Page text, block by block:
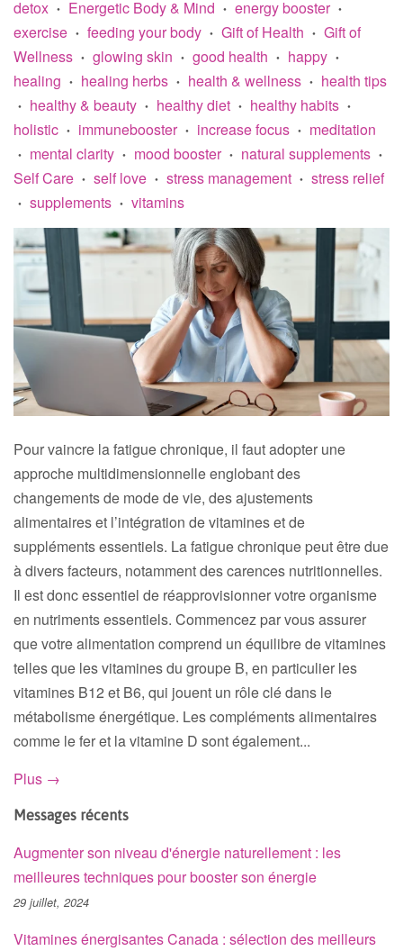
detox • Energetic Body & Mind • energy booster •
exercise • feeding your body • Gift of Health • Gift of
Wellness • glowing skin • good health • happy •
healing • healing herbs • health & wellness • health tips
• healthy & beauty • healthy diet • healthy habits •
holistic • immunebooster • increase focus • meditation
• mental clarity • mood booster • natural supplements •
Self Care • self love • stress management • stress relief
• supplements • vitamins
Pour vaincre la fatigue chronique, il faut adopter une
approche multidimensionnelle englobant des
changements de mode de vie, des ajustements
alimentaires et l’intégration de vitamines et de
suppléments essentiels. La fatigue chronique peut être due
à divers facteurs, notamment des carences nutritionnelles.
Il est donc essentiel de réapprovisionner votre organisme
en nutriments essentiels. Commencez par vous assurer
que votre alimentation comprend un équilibre de vitamines
telles que les vitamines du groupe B, en particulier les
vitamines B12 et B6, qui jouent un rôle clé dans le
métabolisme énergétique. Les compléments alimentaires
comme le fer et la vitamine D sont également...
Plus →
Messages récents
Augmenter son niveau d'énergie naturellement : les
meilleures techniques pour booster son énergie
29 juillet, 2024
Vitamines énergisantes Canada : sélection des meilleurs